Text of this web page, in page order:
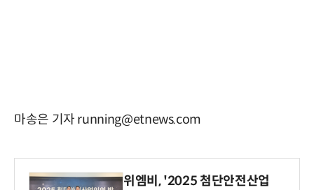
마송은 기자 running@etnews.com
위엠비, '2025 첨단안전산업